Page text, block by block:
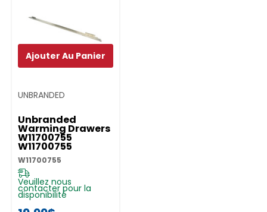
UNBRANDED
Unbranded
Warming Drawers
W11700755
W11700755
W11700755
Veuillez nous
contacter pour la
disponibilité
Ajouter Au Panier